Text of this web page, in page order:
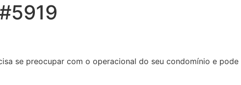
se preocupar com o operacional do seu condomínio e